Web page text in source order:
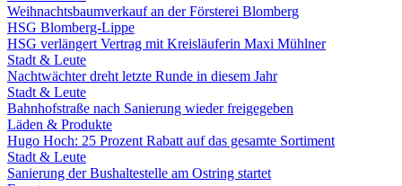
Weihnachtsbaumverkauf an der Försterei Blomberg
HSG Blomberg-Lippe
HSG verlängert Vertrag mit Kreisläuferin Maxi Mühlner
Stadt & Leute
Nachtwächter dreht letzte Runde in diesem Jahr
Stadt & Leute
Bahnhofstraße nach Sanierung wieder freigegeben
Läden & Produkte
Hugo Hoch: 25 Prozent Rabatt auf das gesamte Sortiment
Stadt & Leute
Sanierung der Bushaltestelle am Ostring startet